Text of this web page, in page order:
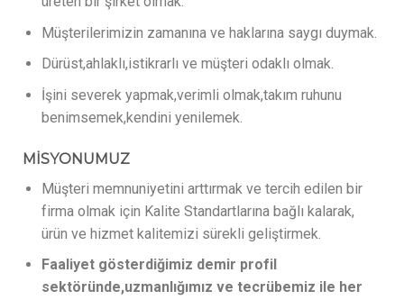
Müşterilerimizin zamanına ve haklarına saygı duymak.
Dürüst,ahlaklı,istikrarlı ve müşteri odaklı olmak.
İşini severek yapmak,verimli olmak,takım ruhunu
benimsemek,kendini yenilemek.
MİSYONUMUZ
Müşteri memnuniyetini arttırmak ve tercih edilen bir
firma olmak için Kalite Standartlarına bağlı kalarak,
ürün ve hizmet kalitemizi sürekli geliştirmek.
Faaliyet gösterdiğimiz demir profil
sektöründe,uzmanlığımız ve tecrübemiz ile her